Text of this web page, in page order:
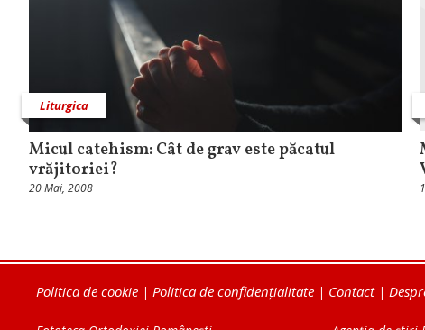
Liturgica
Micul catehism: Cât de grav este păcatul
vrăjitoriei?
20 Mai, 2008
Politica de cookie | Politica de confidențialitate | Contact|